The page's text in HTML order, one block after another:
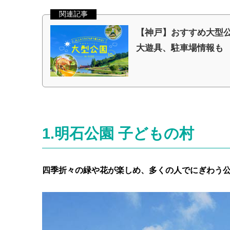
1.明石公園 子どもの村
四季折々の緑や花が楽しめ、多くの人でにぎわう